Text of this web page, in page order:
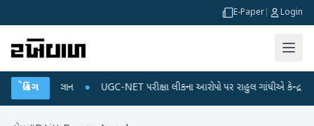
E-Paper Login
બ્રેકિંગ
અને ડેટા પ્લાન ● UGC-NET પરીક્ષા લીકના આરોપો પર રાહુલ ગાંધીએ કેન્દ્ર પર